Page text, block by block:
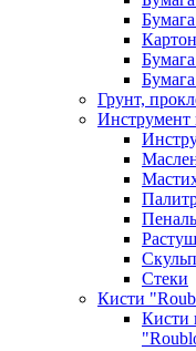
Грунт,
Инструмент
Стеки
Кисти
Кисти